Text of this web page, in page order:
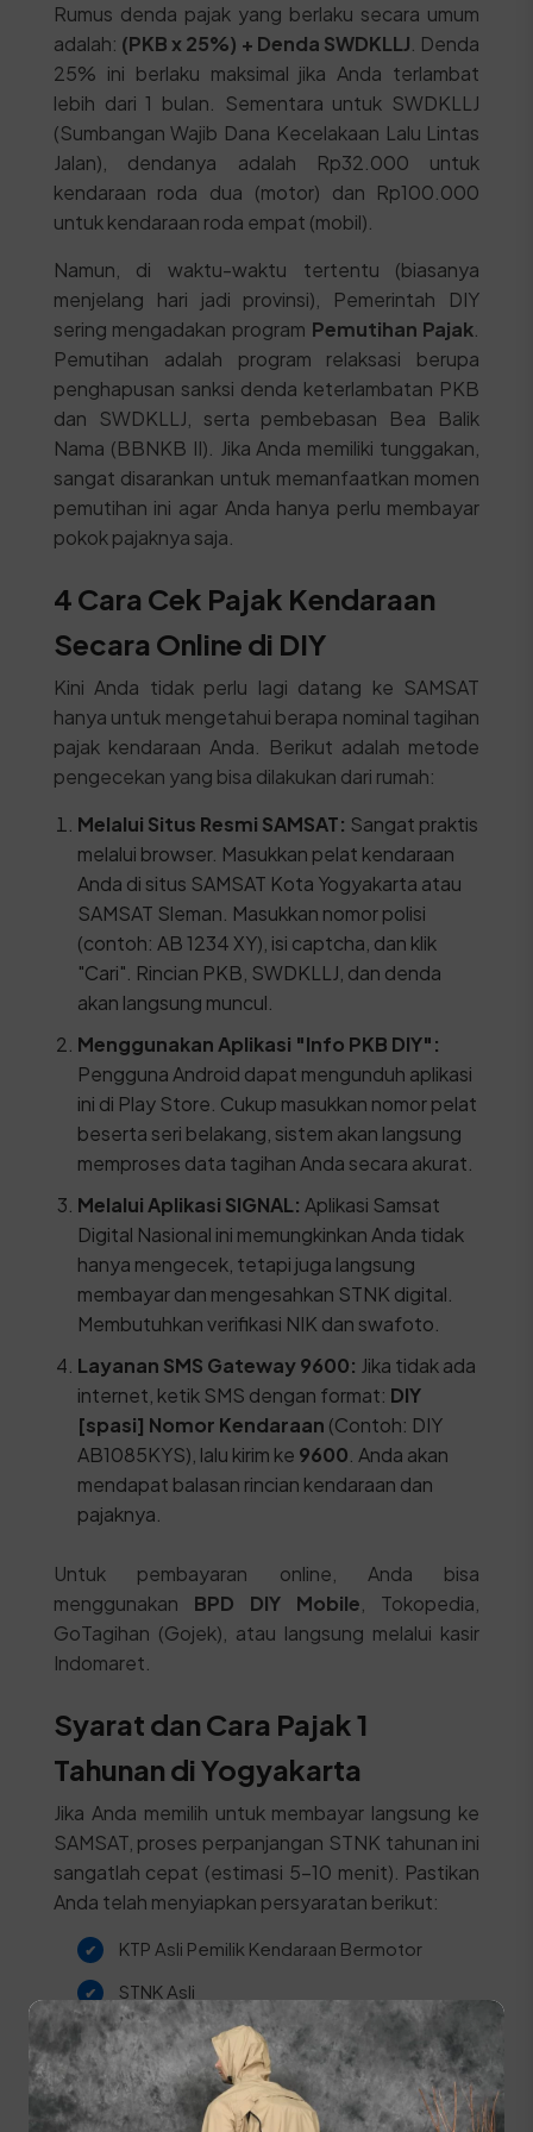
Rumus denda pajak yang berlaku secara umum
adalah: (PKB x 25%) + Denda SWDKLLJ . Denda
25% ini berlaku maksimal jika Anda terlambat
lebih dari 1 bulan. Sementara untuk SWDKLLJ
(Sumbangan Wajib Dana Kecelakaan Lalu Lintas
Jalan), dendanya adalah Rp32.000 untuk
kendaraan roda dua (motor) dan Rp100.000
untuk kendaraan roda empat (mobil).
Namun, di waktu-waktu tertentu (biasanya
menjelang hari jadi provinsi), Pemerintah DIY
sering mengadakan program Pemutihan Pajak
Pemutihan adalah program relaksasi berupa
penghapusan sanksi denda keterlambatan PKB
dan SWDKLLJ, serta pembebasan Bea Balik
Nama (BBNKB II). Jika Anda memiliki tunggakan,
sangat disarankan untuk memanfaatkan momen
pemutihan ini agar Anda hanya perlu membayar
pokok pajaknya saja.
4 Cara Cek Pajak Kendaraan
Secara Online di DIY
Kini Anda tidak perlu lagi datang ke SAMSAT
hanya untuk mengetahui berapa nominal tagihan
pajak kendaraan Anda. Berikut adalah metode
pengecekan yang bisa dilakukan dari rumah:
Melalui Situs Resmi SAMSAT: Sangat praktis
melalui browser. Masukkan pelat kendaraan
Anda di situs SAMSAT Kota Yogyakarta atau
SAMSAT Sleman. Masukkan nomor polisi
(contoh: AB 1234 XY), isi captcha, dan klik
"Cari". Rincian PKB, SWDKLLJ, dan denda
akan langsung muncul.
Menggunakan Aplikasi "Info PKB DIY":
Pengguna Android dapat mengunduh aplikasi
ini di Play Store. Cukup masukkan nomor pelat
beserta seri belakang, sistem akan langsung
memproses data tagihan Anda secara akurat.
Melalui Aplikasi SIGNAL: Aplikasi Samsat
Digital Nasional ini memungkinkan Anda tidak
hanya mengecek, tetapi juga langsung
membayar dan mengesahkan STNK digital.
Membutuhkan verifikasi NIK dan swafoto.
Layanan SMS Gateway 9600: Jika tidak ada
internet, ketik SMS dengan format: DIY
[spasi] Nomor Kendaraan (Contoh: DIY
AB1085KYS), lalu kirim ke 9600 . Anda akan
mendapat balasan rincian kendaraan dan
pajaknya.
Untuk pembayaran online, Anda bisa
menggunakan BPD DIY Mobile , Tokopedia,
GoTagihan (Gojek), atau langsung melalui kasir
Indomaret.
Syarat dan Cara Pajak 1
Tahunan di Yogyakarta
Jika Anda memilih untuk membayar langsung ke
SAMSAT, proses perpanjangan STNK tahunan ini
sangatlah cepat (estimasi 5-10 menit). Pastikan
Anda telah menyiapkan persyaratan berikut:
KTP Asli Pemilik Kendaraan Bermotor
STNK Asli
Khusus Badan Hukum:
Wajib melampirkan
Salinan Akte Pendirian, Keterangan Domisili,
dan Surat Kuasa.